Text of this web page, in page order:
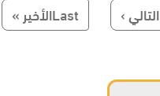
الصفحة التالية
التالي › Last page
Lastالأخير »